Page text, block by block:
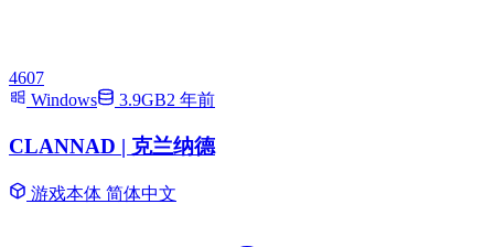
4607
Windows
3.9GB2 年前
CLANNAD | 克兰纳德
游戏本体 简体中文